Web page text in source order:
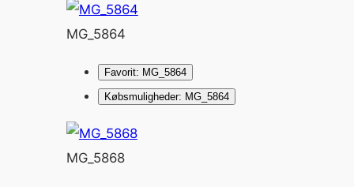
MG_5864
Favorit: MG_5864
Købsmuligheder: MG_5864
MG_5868